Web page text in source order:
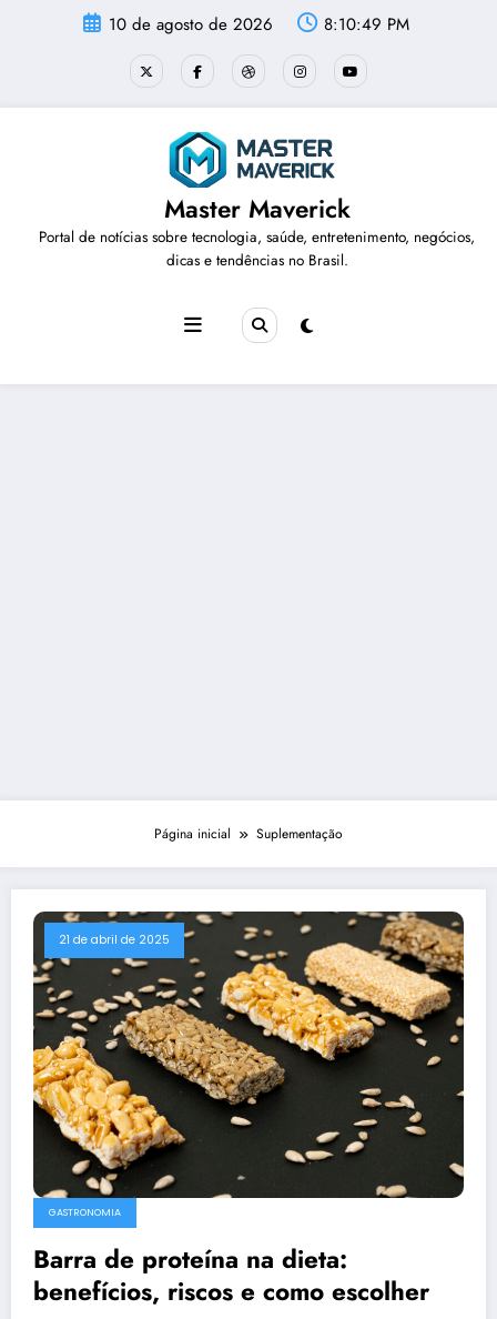
10 de agosto de 2026 8:10:50 PM
Master Maverick
Portal de notícias sobre tecnologia, saúde, entretenimento, negócios,
dicas e tendências no Brasil.
Página inicial Suplementação
21 de abril de 2025
GASTRONOMIA
Barra de proteína na dieta:
benefícios, riscos e como escolher